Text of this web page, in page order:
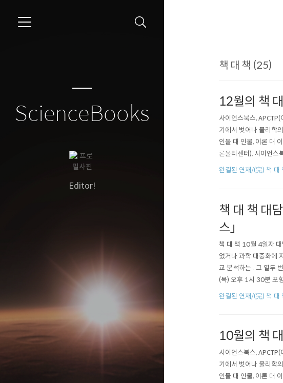
ScienceBooks
Editor!
책 대 책 (25)
12월의 책
사이언스북스,
기에서 벗어나 물리학
인물 대 인물, 이론 대
론물리센터), 사이언스
공개 대담 시간을 가집
완결된 연재/(完) 책 대
책 대 책 대
스」
책 대 책 10월 4일자 대
었거나 과학 대중화에
교 분석하는 . 그 열두
(목) 오후 1시 30분 포
깊이 물들어 있다. 과학
완결된 연재/(完) 책 대
10월의 책
사이언스북스,
기에서 벗어나 물리학
인물 대 인물, 이론 대